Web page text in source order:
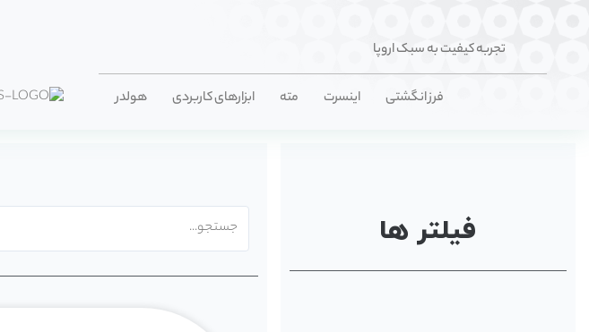
تجربه کیفیت به سبک اروپا
فرز انگشتی اینسرت مته ابزارهای کاربردی هولدر
فیلتر ها